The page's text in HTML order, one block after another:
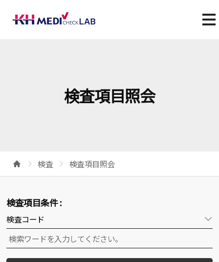
検査項目照会
検査 検査項目照会
検査項目条件 :